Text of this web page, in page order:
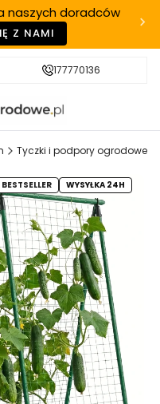
naszych doradców
Z NAMI
Szybka realizacja
177770136
Tyczki i podpory ogrodowe
BESTSELLER WYSYŁKA 24H